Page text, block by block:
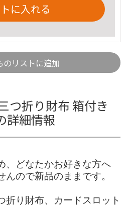
に入れる
のリストに追加
つ折り財布 箱付き
詳細情報
、どなたかお好きな方へ
ので新品のままです。
折り財布、カードスロット